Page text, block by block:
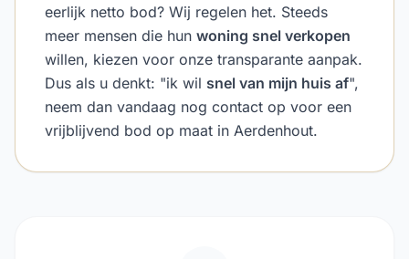
eerlijk netto bod? Wij regelen het. Steeds
meer mensen die hun woning snel verkopen
willen, kiezen voor onze transparante aanpak.
Dus als u denkt: "ik wil snel van mijn huis af",
neem dan vandaag nog contact op voor een
vrijblijvend bod op maat in Aerdenhout.